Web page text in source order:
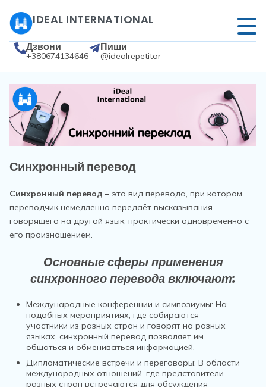
IDEAL INTERNATIONAL
Дзвони
+380674134646
Пиши
@idealrepetitor
Синхронный перевод
Синхронный перевод – это вид перевода, при котором
переводчик немедленно передаёт высказывания
говорящего на другой язык, практически одновременно с
его произношением.
Основные сферы применения
синхронного перевода включают:
Международные конференции и симпозиумы: На
подобных мероприятиях, где собираются
участники из разных стран и говорят на разных
языках, синхронный перевод позволяет им
общаться и обмениваться информацией.
Дипломатические встречи и переговоры: В области
международных отношений, где представители
разных стран встречаются для обсуждения